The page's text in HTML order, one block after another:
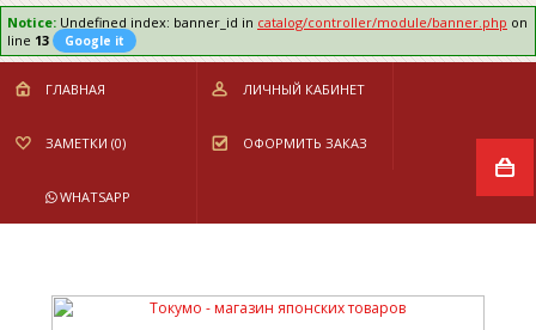
Notice: Undefined index: banner_id in catalog/controller/module/banner.php on
line 13 Google it
ГЛАВНАЯ ЛИЧНЫЙ КАБИНЕТ
ЗАМЕТКИ (0) ОФОРМИТЬ ЗАКАЗ
WHATSAPP